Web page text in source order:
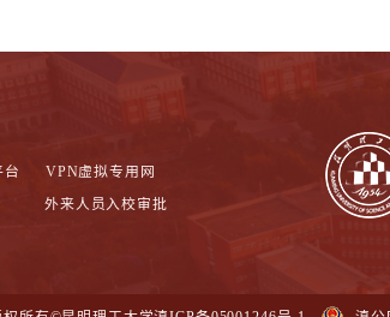
台
VPN虚拟专用网
外来人员入校审批